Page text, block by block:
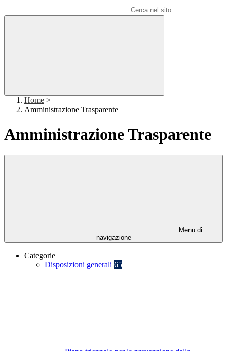
Home >
Amministrazione Trasparente
Amministrazione Trasparente
Menu di
navigazione
Categorie
Disposizioni generali 65